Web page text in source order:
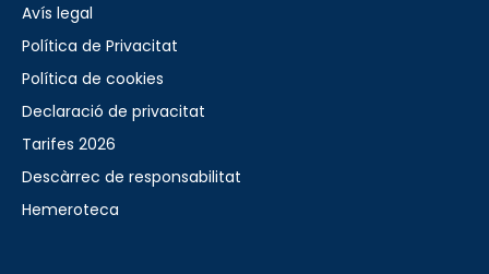
Avís legal
Política de Privacitat
Política de cookies
Declaració de privacitat
Tarifes 2026
Descàrrec de responsabilitat
Hemeroteca